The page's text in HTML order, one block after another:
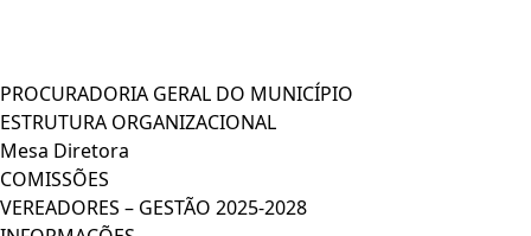
PROCURADORIA GERAL DO MUNICÍPIO
ESTRUTURA ORGANIZACIONAL
Mesa Diretora
COMISSÕES
VEREADORES – GESTÃO 2025-2028